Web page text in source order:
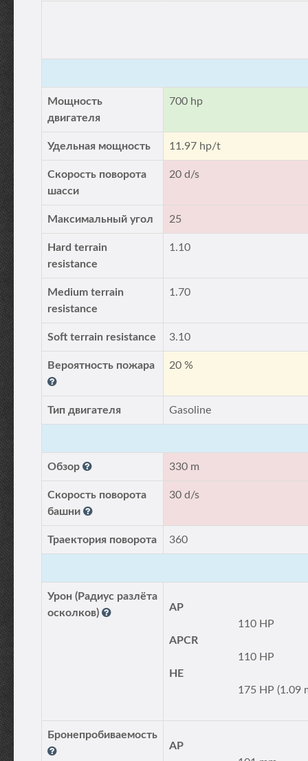
Мощность
двигателя
700 hp
Удельная мощность 11.97 hp/t
Скорость поворота
шасси
20 d/s
Максимальный угол 25
Hard terrain
resistance
1.10
Medium terrain
resistance
1.70
Soft terrain resistance 3.10
Вероятность пожара 20 %
Тип двигателя Gasoline
Обзор 330 m
Скорость поворота
башни
30 d/s
Траектория поворота 360
Урон (Радиус разлёта
осколков)
AP
110 HP
APCR
110 HP
HE
175 HP (1.09
Бронепробиваемость
AP